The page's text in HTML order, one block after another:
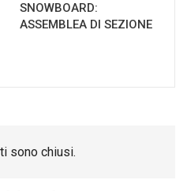
SNOWBOARD:
ASSEMBLEA DI SEZIONE
sono chiusi.